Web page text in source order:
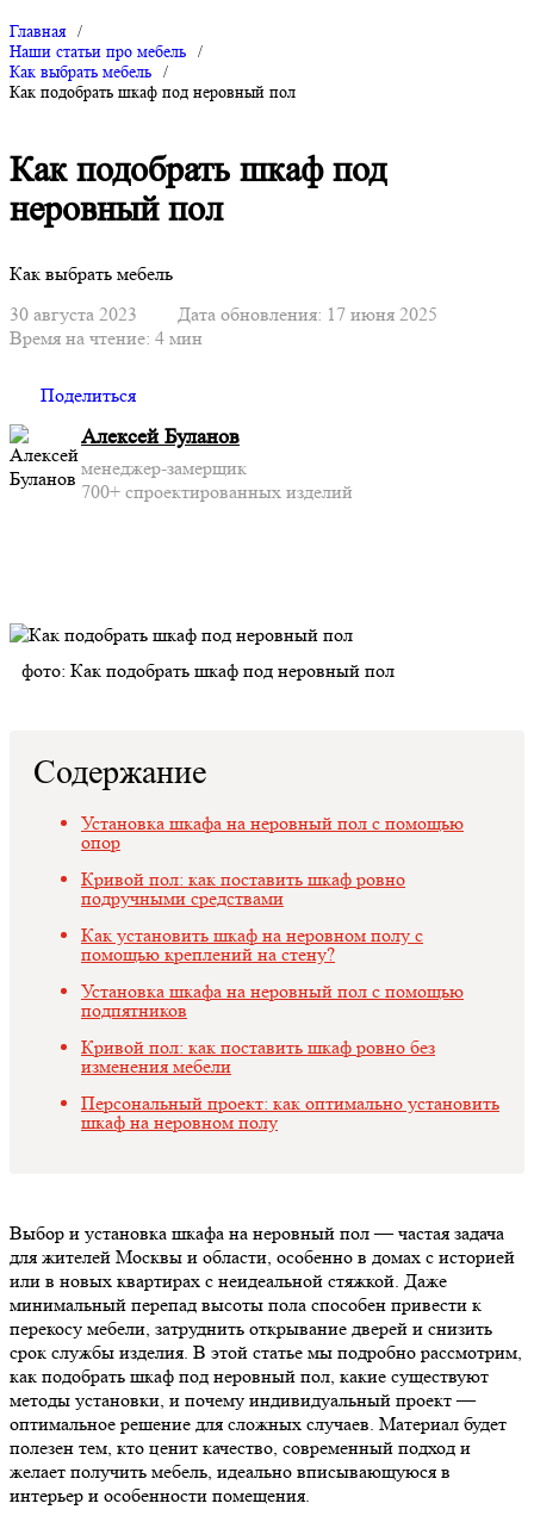
Главная
/
Наши статьи про мебель
/
Как выбрать мебель
/
Как подобрать шкаф под неровный пол
Как подобрать шкаф под
неровный пол
Как выбрать мебель
30 августа 2023
Дата обновления: 17 июня 2025
Время на чтение: 4 мин
Поделиться
Алексей Буланов
менеджер-замерщик
700+ спроектированных изделий
фото: Как подобрать шкаф под неровный пол
Содержание
Установка шкафа на неровный пол с помощью
опор
Кривой пол: как поставить шкаф ровно
подручными средствами
Как установить шкаф на неровном полу с
помощью креплений на стену?
Установка шкафа на неровный пол с помощью
подпятников
Кривой пол: как поставить шкаф ровно без
изменения мебели
Персональный проект: как оптимально установить
шкаф на неровном полу
Выбор и установка шкафа на неровный пол — частая задача
для жителей Москвы и области, особенно в домах с историей
или в новых квартирах с неидеальной стяжкой. Даже
минимальный перепад высоты пола способен привести к
перекосу мебели, затруднить открывание дверей и снизить
срок службы изделия. В этой статье мы подробно рассмотрим,
как подобрать шкаф под неровный пол, какие существуют
методы установки, и почему индивидуальный проект —
оптимальное решение для сложных случаев. Материал будет
полезен тем, кто ценит качество, современный подход и
желает получить мебель, идеально вписывающуюся в
интерьер и особенности помещения.